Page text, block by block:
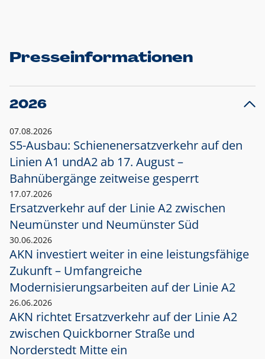
Presseinformationen
2026
07.08.2026
S5-Ausbau: Schienenersatzverkehr auf den
Linien A1 undA2 ab 17. August –
Bahnübergänge zeitweise gesperrt
17.07.2026
Ersatzverkehr auf der Linie A2 zwischen
Neumünster und Neumünster Süd
30.06.2026
AKN investiert weiter in eine leistungsfähige
Zukunft – Umfangreiche
Modernisierungsarbeiten auf der Linie A2
26.06.2026
AKN richtet Ersatzverkehr auf der Linie A2
zwischen Quickborner Straße und
Norderstedt Mitte ein